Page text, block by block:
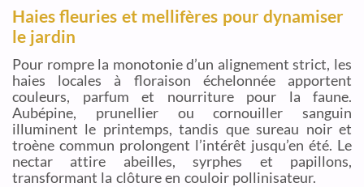
Haies fleuries et mellifères pour dynamiser
le jardin
Pour rompre la monotonie d’un alignement strict, les
haies locales à floraison échelonnée apportent
couleurs, parfum et nourriture pour la faune.
Aubépine, prunellier ou cornouiller sanguin
illuminent le printemps, tandis que sureau noir et
troène commun prolongent l’intérêt jusqu’en été. Le
nectar attire abeilles, syrphes et papillons,
transformant la clôture en couloir pollinisateur.